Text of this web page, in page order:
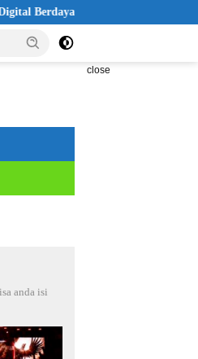
Global
close
anda isi